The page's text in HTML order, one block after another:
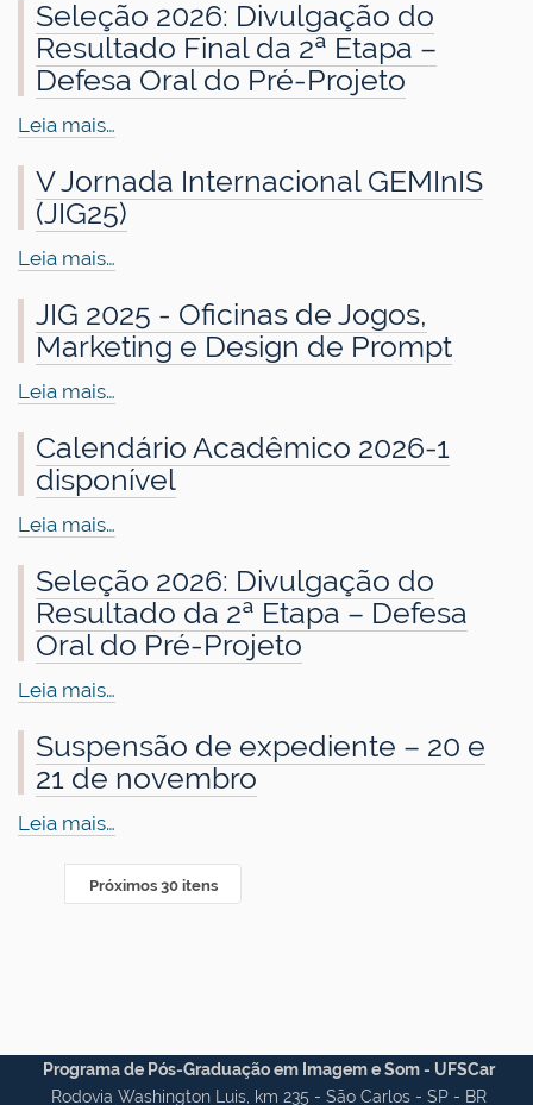
Seleção 2026: Divulgação do
Resultado Final da 2ª Etapa –
Defesa Oral do Pré-Projeto
Leia mais…
V Jornada Internacional GEMInIS
(JIG25)
Leia mais…
JIG 2025 - Oficinas de Jogos,
Marketing e Design de Prompt
Leia mais…
Calendário Acadêmico 2026-1
disponível
Leia mais…
Seleção 2026: Divulgação do
Resultado da 2ª Etapa – Defesa
Oral do Pré-Projeto
Leia mais…
Suspensão de expediente – 20 e
21 de novembro
Leia mais…
Próximos 30 itens
Programa de Pós-Graduação em Imagem e Som - UFSCar
Rodovia Washington Luis, km 235 - São Carlos - SP - BR